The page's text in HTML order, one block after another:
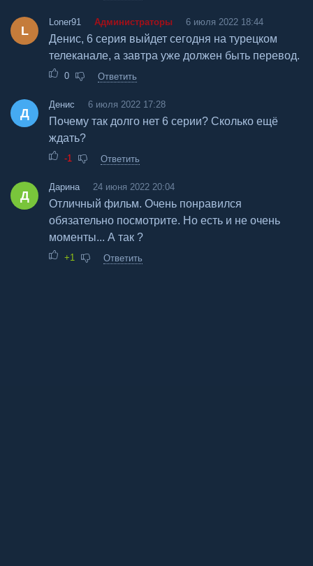
L
Loner91 Администраторы 6 июля 2022 18:44
Денис, 6 серия выйдет сегодня на турецком
телеканале, а завтра уже должен быть перевод.
0 Ответить
Д
Денис 6 июля 2022 17:28
Почему так долго нет 6 серии? Сколько ещё
ждать?
-1 Ответить
Д
Дарина 24 июня 2022 20:04
Отличный фильм. Очень понравился
обязательно посмотрите. Но есть и не очень
моменты... А так ?
+1 Ответить